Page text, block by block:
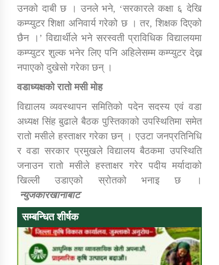
उनको दाबी छ । उनले भने, ‘सरकारले कक्षा ६ देखि
कम्प्युटर शिक्षा अनिवार्य गरेको छ । तर, शिक्षक दिएको
छैन ।’ विद्यार्थीले भने सरस्वती प्राविधिक विद्यालयमा
कम्प्युटर शुल्क भनेर लिए पनि अहिलेसम्म कम्प्युटर देख्न
नपाएको दुखेसो गरेका छन् ।
वडाध्यक्षको रातो मसी मोह
विद्यालय व्यवस्थापन समितिको पदेन सदस्य एवं वडा
अध्यक्ष सिंह बुढाले बैठक पुस्तिकाको उपस्थितिमा समेत
रातो मसीले हस्ताक्षर गरेका छन् । एउटा जनप्रतिनिधि
र वडा सरकार प्रमुखले विद्यालय बैठकमा उपस्थिति
जनाउन रातो मसीले हस्ताक्षर गरेर पदीय मर्यादाको
खिल्ली उडाएको स्रोतको भनाइ छ ।
न्युजकारखानाबाट
सम्बन्धित शीर्षक